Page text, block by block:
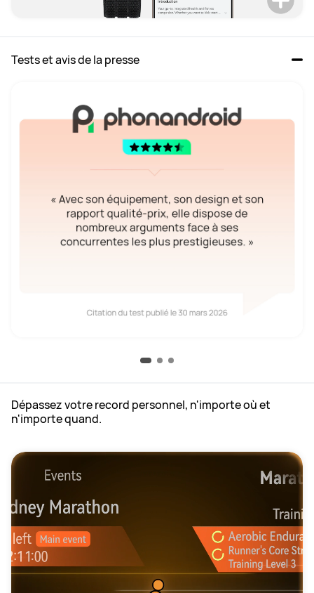
Tests et avis de la presse
Dépassez votre record personnel, n'importe où et
n'importe quand.